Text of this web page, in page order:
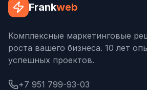
Frankweb
Комплексные маркетинговые
роста вашего бизнеса. 10 лет
успешных проектов.
+7 951 799-93-03